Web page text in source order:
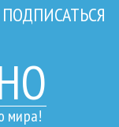
мира!
ПОДПИСАТЬСЯ